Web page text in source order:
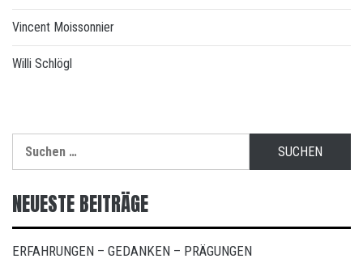
Vincent Moissonnier
Willi Schlögl
nach:
NEUESTE BEITRÄGE
ERFAHRUNGEN – GEDANKEN – PRÄGUNGEN